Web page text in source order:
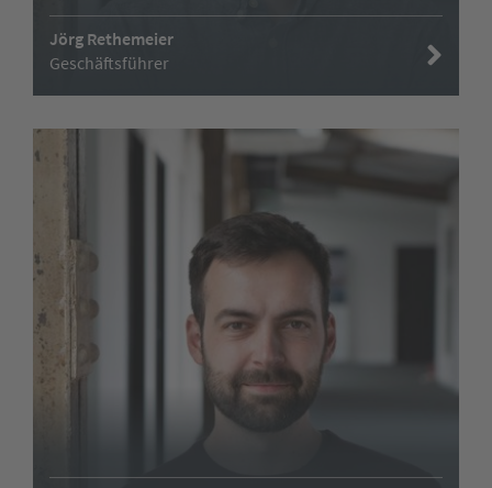
Jörg Rethemeier
Geschäftsführer